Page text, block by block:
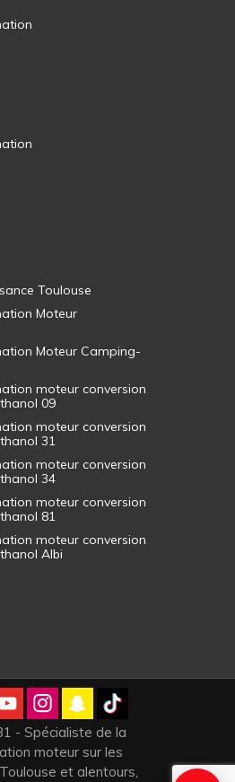
Toulouse
Moteur
Moteur Camping-
moteur conversion
09
moteur conversion
31
moteur conversion
34
moteur conversion
81
moteur conversion
Albi
- Spécialiste de la
moteur sur les
et alentours,